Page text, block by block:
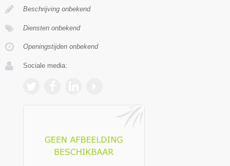
Beschrijving onbekend
Diensten onbekend
Openingstijden onbekend
Sociale media: